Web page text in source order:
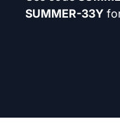
SUMMER-33Y